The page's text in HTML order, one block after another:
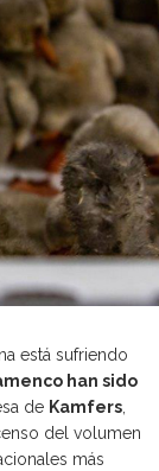
está sufriendo
han sido
de Kamfers,
del volumen
más